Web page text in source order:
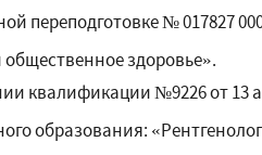
переподготовке № 017827
здоровье».
квалификации №9226 от 13
образования: